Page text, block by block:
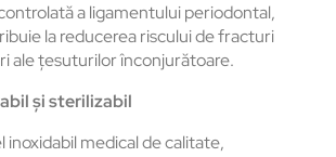
a ligamentului periodontal,
la reducerea riscului de fracturi
ale țesuturilor înconjurătoare.
și sterilizabil
inoxidabil medical de calitate,